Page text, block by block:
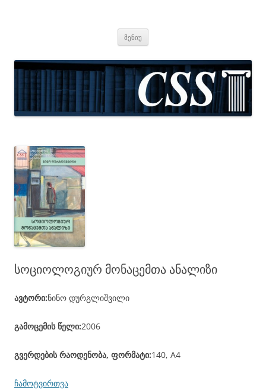
მენიუ
სოციოლოგიურ მონაცემთა ანალიზი
ავტორი:ნინო დურგლიშვილი
გამოცემის წელი:2006
გვერდების რაოდენობა, ფორმატი:140, A4
ჩამოტვირთვა